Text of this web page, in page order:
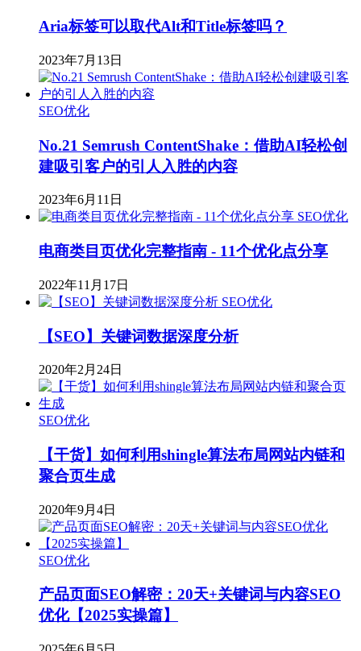
Aria标签可以取代Alt和Title标签吗？
2023年7月13日
SEO优化
​No.21 Semrush ContentShake：借助AI轻松创
建吸引客户的引人入胜的内容
2023年6月11日
SEO优化
电商类目页优化完整指南 - 11个优化点分享
2022年11月17日
SEO优化
【SEO】关键词数据深度分析
2020年2月24日
SEO优化
【干货】如何利用shingle算法布局网站内链和
聚合页生成
2020年9月4日
SEO优化
产品页面SEO解密：20天+关键词与内容SEO
优化【2025实操篇】